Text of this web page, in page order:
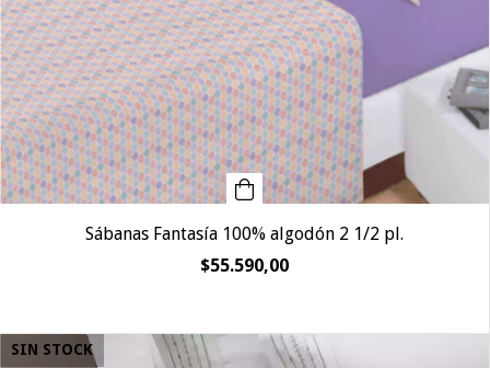
Sábanas Fantasía 100% algodón 2 1/2 pl.
$55.590,00
SIN STOCK